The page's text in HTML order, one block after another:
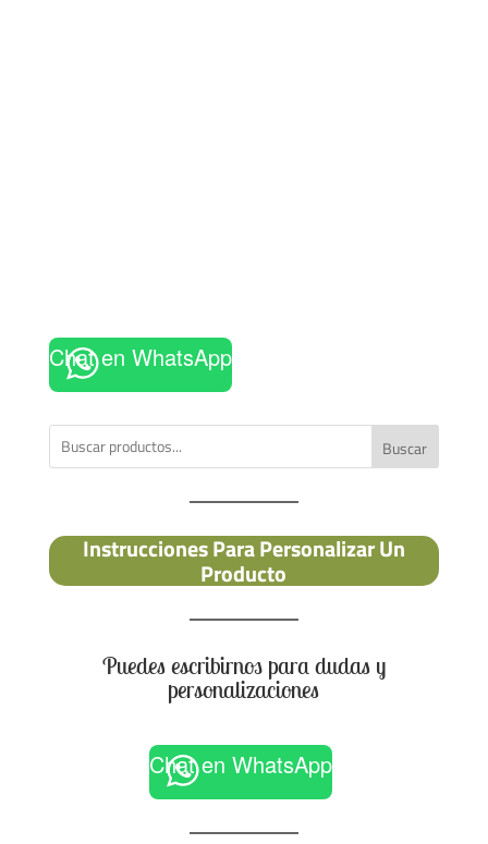
Chat en WhatsApp
Buscar
Instrucciones Para Personalizar Un
Producto
Puedes escribirnos para dudas y
personalizaciones
Chat en WhatsApp